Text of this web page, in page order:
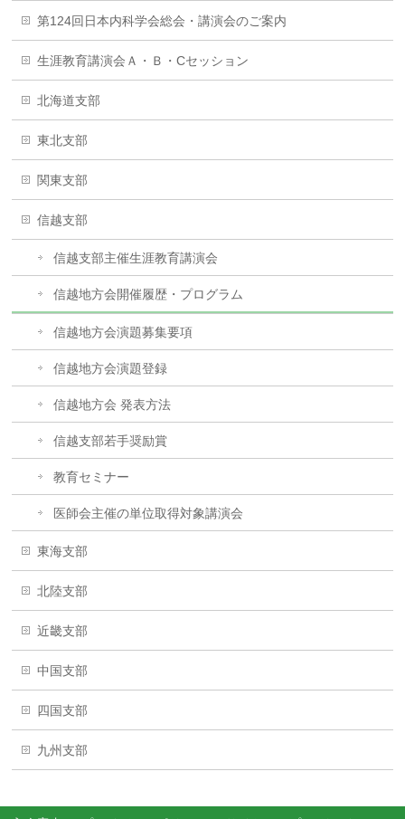
第124回日本内科学会総会・講演会のご案内
生涯教育講演会Ａ・Ｂ・Cセッション
北海道支部
東北支部
関東支部
信越支部
信越支部主催生涯教育講演会
信越地方会開催履歴・プログラム
信越地方会演題募集要項
信越地方会演題登録
信越地方会 発表方法
信越支部若手奨励賞
教育セミナー
医師会主催の単位取得対象講演会
東海支部
北陸支部
近畿支部
中国支部
四国支部
九州支部